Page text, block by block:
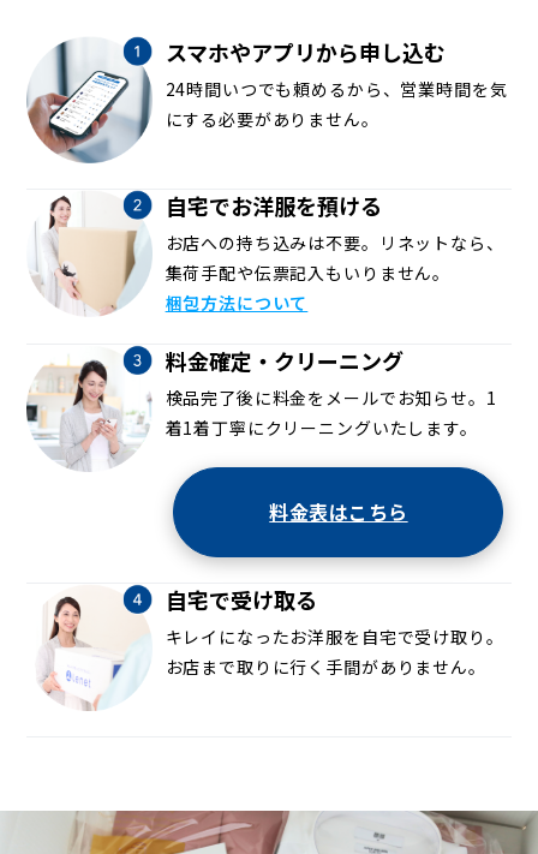
スマホやアプリから申し込む
24時間いつでも頼めるから、営業時間を気
にする必要がありません。
自宅でお洋服を預ける
お店への持ち込みは不要。リネットなら、
集荷手配や伝票記入もいりません。
梱包方法について
料金確定・クリーニング
検品完了後に料金をメールでお知らせ。1
着1着丁寧にクリーニングいたします。
料金表はこちら
自宅で受け取る
キレイになったお洋服を自宅で受け取り。
お店まで取りに行く手間がありません。